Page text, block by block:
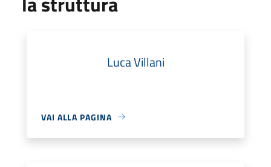
Luca Villani
VAI ALLA PAGINA